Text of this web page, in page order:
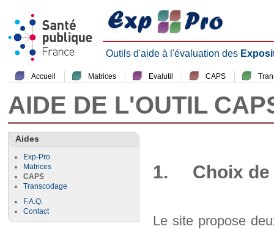
Outils d'aide à l'évaluation des
Accueil Matrices Evalutil CAPS
AIDE DE L'OUTIL
Aides
Exp-Pro
Matrices
CAPS
Transcodage
F.A.Q.
Contact
1. Choix de
Le site propose